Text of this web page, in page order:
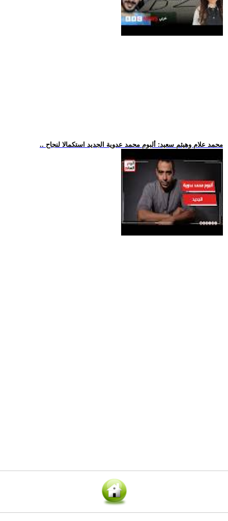
.. محمد علام وهيثم سعيد: ألبوم محمد عدوية الجديد استكمالا لنجاح